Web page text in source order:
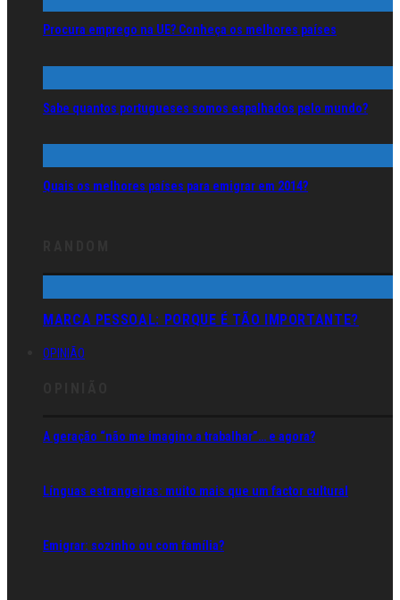
Procura emprego na UE? Conheça os melhores países
Sabe quantos portugueses somos espalhados pelo mundo?
Quais os melhores países para emigrar em 2014?
MARCA PESSOAL: PORQUE É TÃO IMPORTANTE?
OPINIÃO
A geração “não me imagino a trabalhar”… e agora?
Línguas estrangeiras: muito mais que um factor cultural
Emigrar: sozinho ou com família?